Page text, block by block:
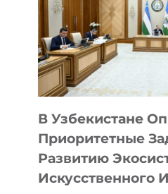
В Узбекистане
Приоритетные
Развитию
Искусственного